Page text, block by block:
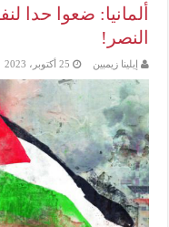
ألمانيا: ضعوا حدا
النصر!
إيلينا زيمبين 25 أكتوبر، 2023